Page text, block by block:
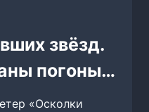
звёзд.
погоны…
«Осколки